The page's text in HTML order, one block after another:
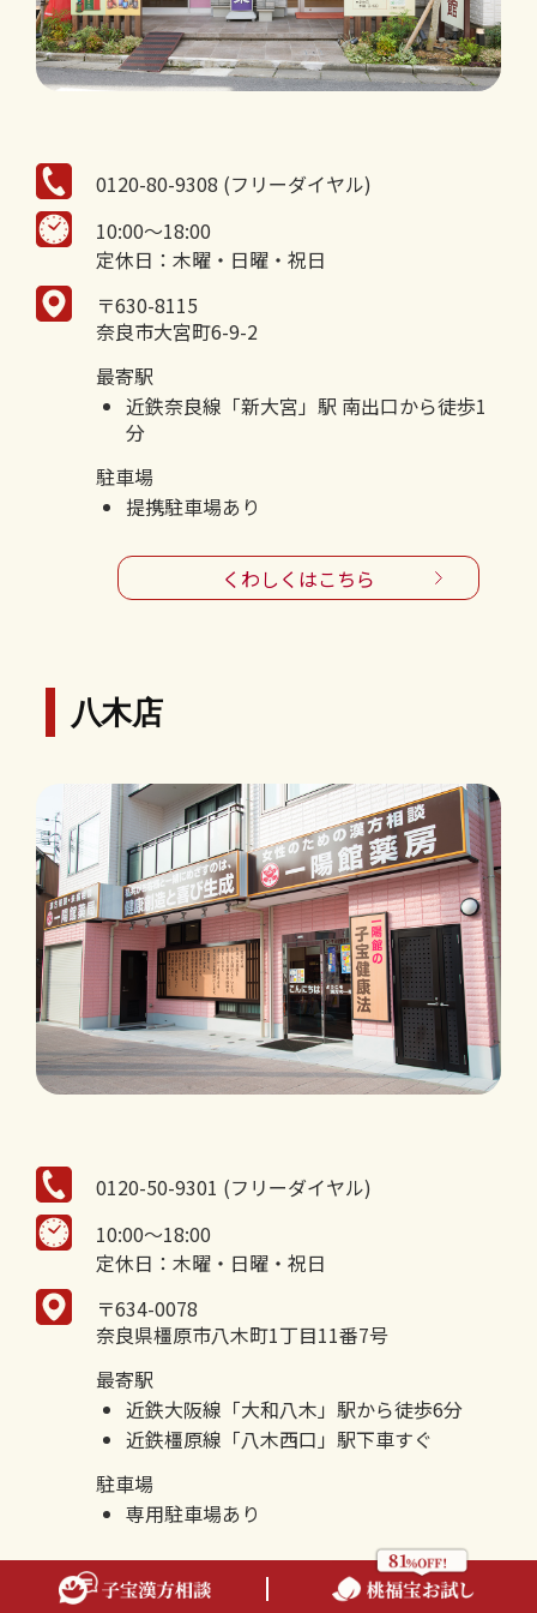
0120-80-9308 (フリーダイヤル)
10:00～18:00
定休日：木曜・日曜・祝日
〒630-8115
奈良市大宮町6-9-2
最寄駅
近鉄奈良線「新大宮」駅 南出口から徒歩1
分
駐車場
提携駐車場あり
くわしくはこちら
八木店
0120-50-9301 (フリーダイヤル)
10:00～18:00
定休日：木曜・日曜・祝日
〒634-0078
奈良県橿原市八木町1丁目11番7号
最寄駅
近鉄大阪線「大和八木」駅から徒歩6分
近鉄橿原線「八木西口」駅下車すぐ
駐車場
専用駐車場あり
くわしくはこちら